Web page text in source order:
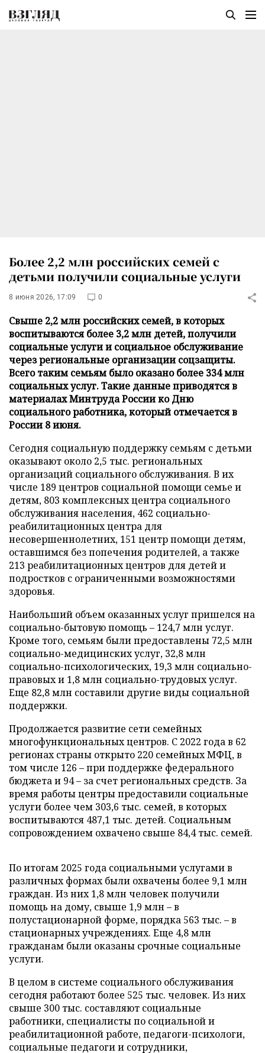
Более 2,2 млн российских семей с
детьми получили социальные услуги
8 июня 2026, 17:09 0
Свыше 2,2 млн российских семей, в которых
воспитываются более 3,2 млн детей, получили
социальные услуги и социальное обслуживание
через региональные организации соцзащиты.
Всего таким семьям было оказано более 334 млн
социальных услуг. Такие данные приводятся в
материалах Минтруда России ко Дню
социального работника, который отмечается в
России 8 июня.
Сегодня социальную поддержку семьям с детьми
оказывают около 2,5 тыс. региональных
организаций социального обслуживания. В их
числе 189 центров социальной помощи семье и
детям, 803 комплексных центра социального
обслуживания населения, 462 социально-
реабилитационных центра для
несовершеннолетних, 151 центр помощи детям,
оставшимся без попечения родителей, а также
213 реабилитационных центров для детей и
подростков с ограниченными возможностями
здоровья.
Наибольший объем оказанных услуг пришелся на
социально-бытовую помощь – 124,7 млн услуг.
Кроме того, семьям были предоставлены 72,5 млн
социально-медицинских услуг, 32,8 млн
социально-психологических, 19,3 млн социально-
правовых и 1,8 млн социально-трудовых услуг.
Еще 82,8 млн составили другие виды социальной
поддержки.
Продолжается развитие сети семейных
многофункциональных центров. С 2022 года в 62
регионах страны открыто 220 семейных МФЦ, в
том числе 126 – при поддержке федерального
бюджета и 94 – за счет региональных средств. За
время работы центры предоставили социальные
услуги более чем 303,6 тыс. семей, в которых
воспитываются 487,1 тыс. детей. Социальным
сопровождением охвачено свыше 84,4 тыс. семей.
По итогам 2025 года социальными услугами в
различных формах были охвачены более 9,1 млн
граждан. Из них 1,8 млн человек получили
помощь на дому, свыше 1,9 млн – в
полустационарной форме, порядка 563 тыс. – в
стационарных учреждениях. Еще 4,8 млн
гражданам были оказаны срочные социальные
услуги.
В целом в системе социального обслуживания
сегодня работают более 525 тыс. человек. Из них
свыше 300 тыс. составляют социальные
работники, специалисты по социальной и
реабилитационной работе, педагоги-психологи,
социальные педагоги и сотрудники,